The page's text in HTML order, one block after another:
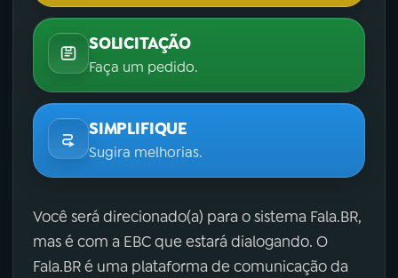
SOLICITAÇÃO
Faça um pedido.
SIMPLIFIQUE
Sugira melhorias.
Você será direcionado(a) para o sistema Fala.BR,
mas é com a EBC que estará dialogando. O
Fala.BR é uma plataforma de comunicação da